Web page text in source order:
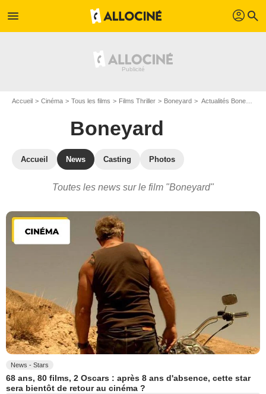
menu profil search
Accueil Cinéma Tous les films Films Thriller Boneyard Actualités Boneyard
Boneyard
Accueil News Casting Photos
Toutes les news sur le film "Boneyard"
News - Stars
68 ans, 80 films, 2 Oscars : après 8 ans d'absence, cette star
sera bientôt de retour au cinéma ?